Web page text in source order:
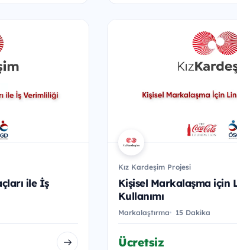
ile İş
Kız Kardeşim Projesi
Kişisel Markalaşma için
Kullanımı
Markalaştırma 15 Dakika
Ücretsiz